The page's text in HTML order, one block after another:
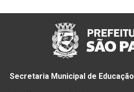
Secretaria Municipal de Educação